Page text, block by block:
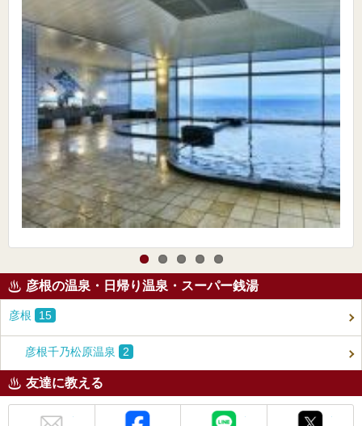
彦根の温泉・日帰り温泉・スーパー銭湯
彦根 15
彦根千乃松原温泉 2
友達に教える